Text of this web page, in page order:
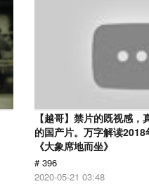
【越哥】禁片的既视感
的国产片。万字解读
《大象席地而坐》
# 396
2020-05-21 03:48